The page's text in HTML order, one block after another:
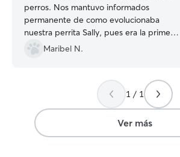
perros. Nos mantuvo informados
permanente de como evolucionaba
nuestra perrita Sally, pues era la primera
vez que se quedaba con ella, y
recibimos al animal sin ningún estrés. No
Maribel N.
1 / 1
Ver más